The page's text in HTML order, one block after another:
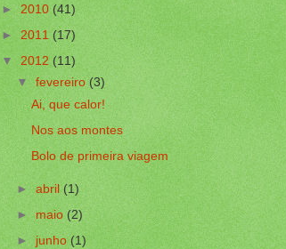
►2010(41)
► 2011(17)
▼ 2012(11)
▼fevereiro(3)
Ai, que calor!
Nos aos montes
Bolo de primeira viagem
►abril(1)
►maio(2)
►junho(1)